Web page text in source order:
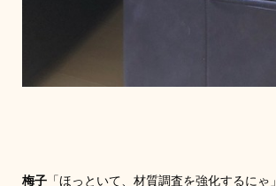
梅子「ほっといて、材質調査を強化するにゃ」